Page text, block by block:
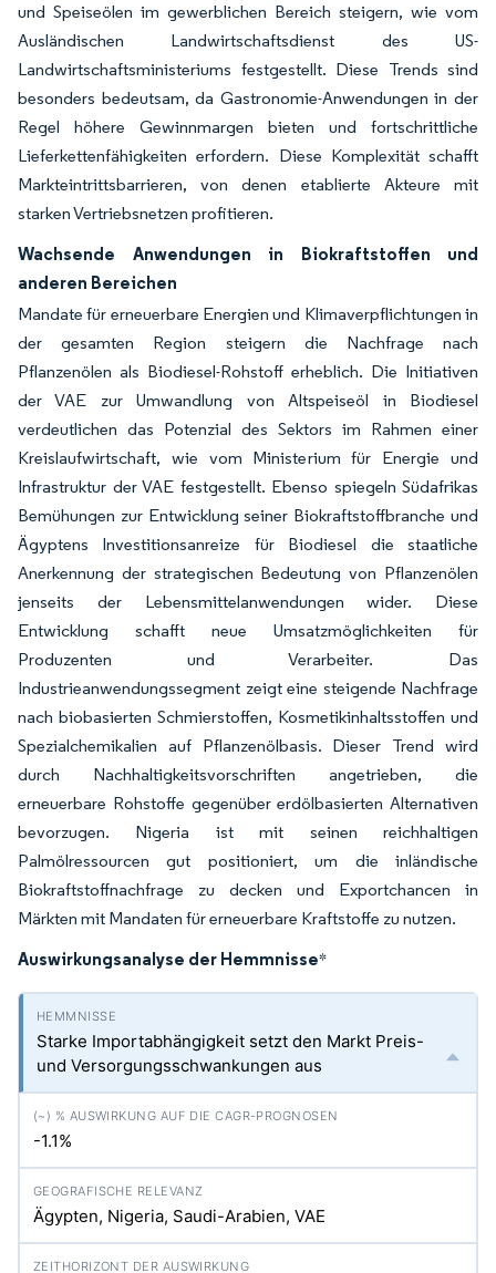
und Speiseölen im gewerblichen Bereich steigern, wie vom
Ausländischen Landwirtschaftsdienst des US-
Landwirtschaftsministeriums festgestellt. Diese Trends sind
besonders bedeutsam, da Gastronomie-Anwendungen in der
Regel höhere Gewinnmargen bieten und fortschrittliche
Lieferkettenfähigkeiten erfordern. Diese Komplexität schafft
Markteintrittsbarrieren, von denen etablierte Akteure mit
starken Vertriebsnetzen profitieren.
Wachsende Anwendungen in Biokraftstoffen und
anderen Bereichen
Mandate für erneuerbare Energien und Klimaverpflichtungen in
der gesamten Region steigern die Nachfrage nach
Pflanzenölen als Biodiesel-Rohstoff erheblich. Die Initiativen
der VAE zur Umwandlung von Altspeiseöl in Biodiesel
verdeutlichen das Potenzial des Sektors im Rahmen einer
Kreislaufwirtschaft, wie vom Ministerium für Energie und
Infrastruktur der VAE festgestellt. Ebenso spiegeln Südafrikas
Bemühungen zur Entwicklung seiner Biokraftstoffbranche und
Ägyptens Investitionsanreize für Biodiesel die staatliche
Anerkennung der strategischen Bedeutung von Pflanzenölen
jenseits der Lebensmittelanwendungen wider. Diese
Entwicklung schafft neue Umsatzmöglichkeiten für
Produzenten und Verarbeiter. Das
Industrieanwendungssegment zeigt eine steigende Nachfrage
nach biobasierten Schmierstoffen, Kosmetikinhaltsstoffen und
Spezialchemikalien auf Pflanzenölbasis. Dieser Trend wird
durch Nachhaltigkeitsvorschriften angetrieben, die
erneuerbare Rohstoffe gegenüber erdölbasierten Alternativen
bevorzugen. Nigeria ist mit seinen reichhaltigen
Palmölressourcen gut positioniert, um die inländische
Biokraftstoffnachfrage zu decken und Exportchancen in
Märkten mit Mandaten für erneuerbare Kraftstoffe zu nutzen.
Auswirkungsanalyse der Hemmnisse*
Starke Importabhängigkeit setzt den Markt Preis-
und Versorgungsschwankungen aus
-1.1%
Ägypten, Nigeria, Saudi-Arabien, VAE